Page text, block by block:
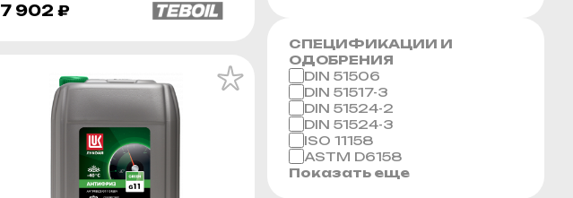
7 902 ₽
СПЕЦИФИКАЦИИ И
ОДОБРЕНИЯ
DIN 51506
DIN 51517-3
DIN 51524-2
DIN 51524-3
ISO 11158
ASTM D6158
Показать еще